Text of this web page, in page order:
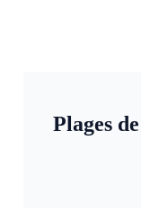
Plages